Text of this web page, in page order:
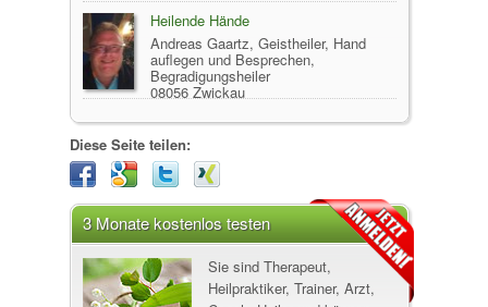
Heilende Hände
Andreas Gaartz, Geistheiler, Hand
auflegen und Besprechen,
Begradigungsheiler
08056 Zwickau
Diese Seite teilen:
3 Monate kostenlos testen
Sie sind Therapeut,
Heilpraktiker, Trainer, Arzt,